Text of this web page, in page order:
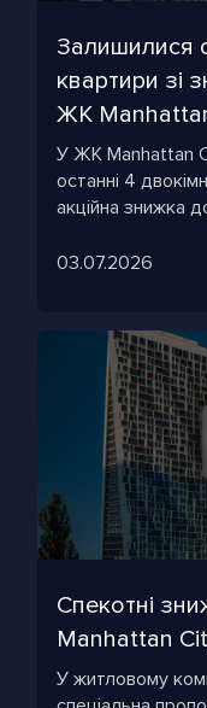
Залишилися
квартири зі
ЖК
У ЖК Manhattan
останні 4
акційна знижка
03.07.2026
Спекотні
Manhattan
У житловому